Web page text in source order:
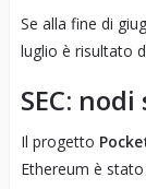
Se alla fine di
luglio è risultato
SEC:
Il progetto
Ethereum è